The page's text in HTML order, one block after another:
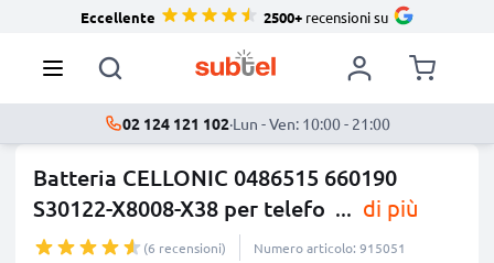
Eccellente 2500+recensioni su
02 124 121 102·Lun - Ven: 10:00 - 21:00
Batteria CELLONIC 0486515 660190
S30122-X8008-X38 per telefo ... di più
(6 recensioni) Numero articolo: 915051